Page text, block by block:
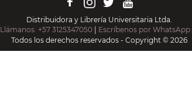
Distribuidora y Librería Universitaria Ltda.
Llámanos: +57 3125347050
Escríbenos por WhatsApp:
Todos los derechos reservados - Copyright © 2026